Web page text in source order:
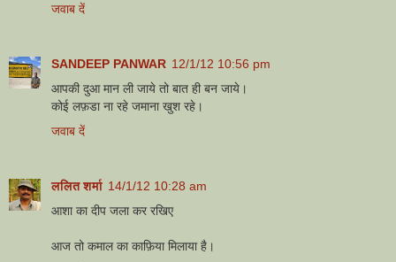
जवाब दें
SANDEEP PANWAR 12/1/12 10:56 pm
आपकी दुआ मान ली जाये तो बात ही बन जाये।
कोई लफ़डा ना रहे जमाना खुश रहे।
जवाब दें
ललित शर्मा 14/1/12 10:28 am
आशा का दीप जला कर रखिए
आज तो कमाल का काफ़िया मिलाया है।